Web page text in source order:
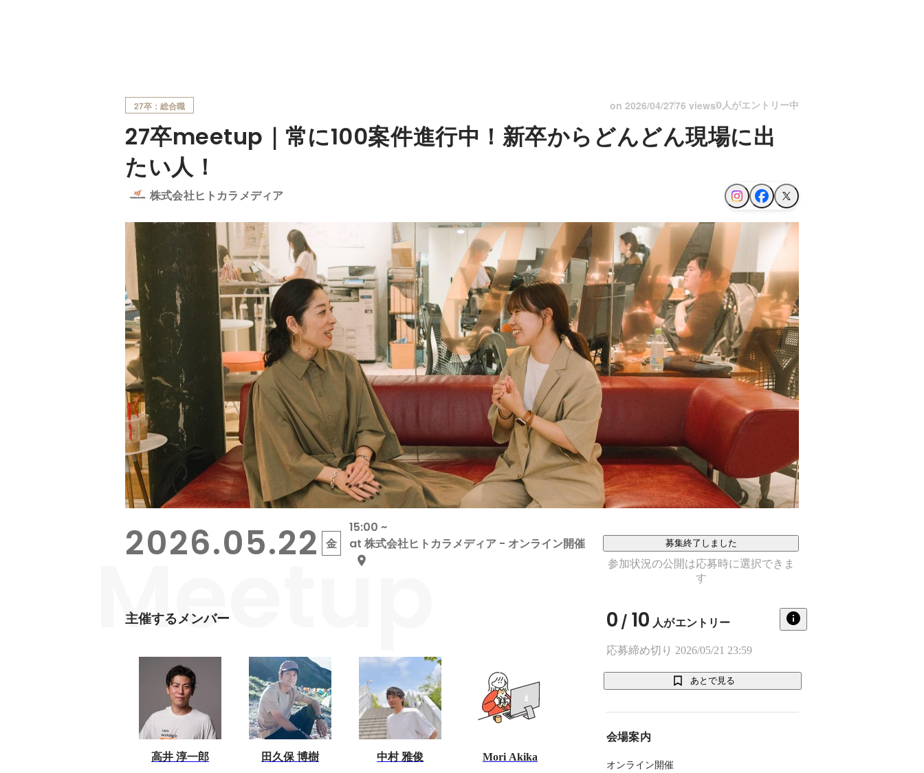
27卒：総合職 on 2026/04/2776 views0人がエントリー中
27卒meetup｜常に100案件進行中！新卒からどんどん現場に出
たい人！
株式会社ヒトカラメディア
Meetup
2026.05.22 金
15:00 ~
at 株式会社ヒトカラメディア - オンライン開催
募集終了しました
参加状況の公開は応募時に選択できま
す
主催するメンバー
高井 淳一郎 田久保 博樹 中村 雅俊 Mori Akika
0 / 10 人がエントリー
応募締め切り 2026/05/21 23:59
あとで見る
会場案内
オンライン開催